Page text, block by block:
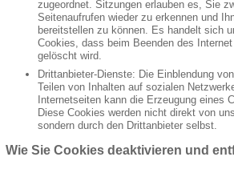
zugeordnet. Sitzungen erlauben es, Sie
Seitenaufrufen wieder zu erkennen und
bereitstellen zu können. Es handelt sich
Cookies, dass beim Beenden des
gelöscht wird.
Drittanbieter-Dienste: Die Einblendung
Teilen von Inhalten auf sozialen
Internetseiten kann die Erzeugung eines
Diese Cookies werden nicht direkt von
sondern durch den Drittanbieter selbst.
Wie Sie Cookies deaktivieren und